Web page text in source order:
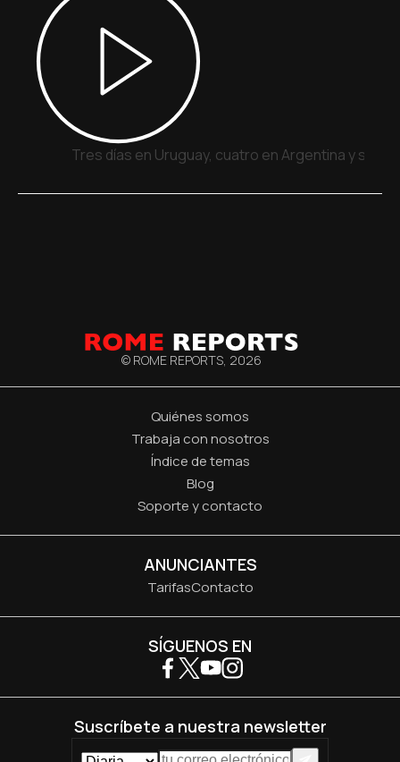
Tres días en Uruguay, cuatro en Argentina y
© ROME REPORTS, 2026
Quiénes somos
Trabaja con nosotros
Índice de temas
Blog
Soporte y contacto
ANUNCIANTES
TarifasContacto
SÍGUENOS EN
Suscríbete a nuestra newsletter